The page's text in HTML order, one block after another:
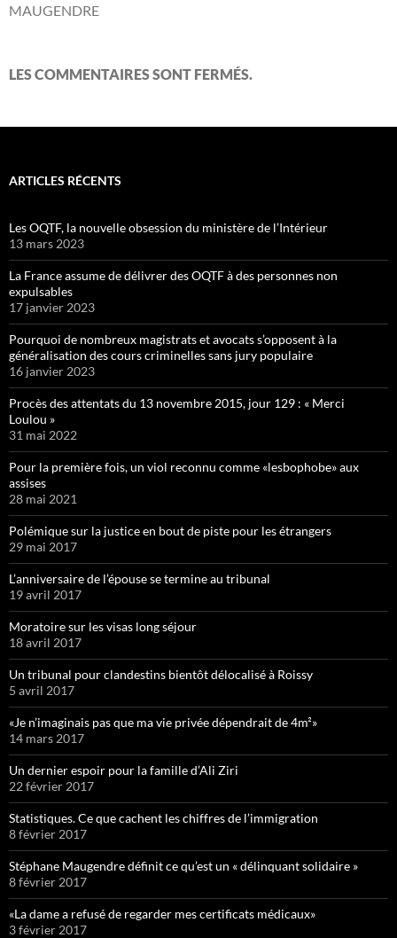
MAUGENDRE
LES COMMENTAIRES SONT FERMÉS.
ARTICLES RÉCENTS
Les OQTF, la nouvelle obsession du ministère de l’Intérieur
13 mars 2023
La France assume de délivrer des OQTF à des personnes non
expulsables
17 janvier 2023
Pourquoi de nombreux magistrats et avocats s’opposent à la
généralisation des cours criminelles sans jury populaire
16 janvier 2023
Procès des attentats du 13 novembre 2015, jour 129 : « Merci
Loulou »
31 mai 2022
Pour la première fois, un viol reconnu comme «lesbophobe» aux
assises
28 mai 2021
Polémique sur la justice en bout de piste pour les étrangers
29 mai 2017
L’anniversaire de l’épouse se termine au tribunal
19 avril 2017
Moratoire sur les visas long séjour
18 avril 2017
Un tribunal pour clandestins bientôt délocalisé à Roissy
5 avril 2017
«Je n’imaginais pas que ma vie privée dépendrait de 4m²»
14 mars 2017
Un dernier espoir pour la famille d’Ali Ziri
22 février 2017
Statistiques. Ce que cachent les chiffres de l’immigration
8 février 2017
Stéphane Maugendre définit ce qu’est un « délinquant solidaire »
8 février 2017
«La dame a refusé de regarder mes certificats médicaux»
3 février 2017